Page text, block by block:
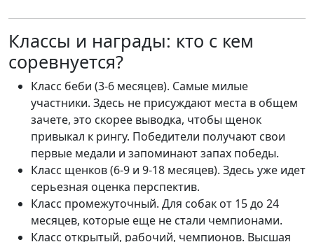
Классы и награды: кто с кем
соревнуется?
Класс беби (3-6 месяцев). Самые милые
участники. Здесь не присуждают места в общем
зачете, это скорее выводка, чтобы щенок
привыкал к рингу. Победители получают свои
первые медали и запоминают запах победы.
Класс щенков (6-9 и 9-18 месяцев). Здесь уже идет
серьезная оценка перспектив.
Класс промежуточный. Для собак от 15 до 24
месяцев, которые еще не стали чемпионами.
Класс открытый, рабочий, чемпионов. Высшая